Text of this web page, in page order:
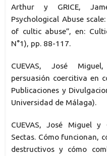
Arthur y GRICE,
Psychological Abuse
of cultic abuse”, en:
N°1), pp. 88-117.
CUEVAS, José
persuasión coercitiva en
Publicaciones y
Universidad de Málaga).
CUEVAS, José Miguel y
Sectas. Cómo funcionan,
destructivos y cómo